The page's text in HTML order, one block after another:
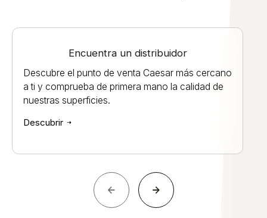
Encuentra un distribuidor
Descubre el punto de venta Caesar más cercano
a ti y comprueba de primera mano la calidad de
nuestras superficies.
Descubrir